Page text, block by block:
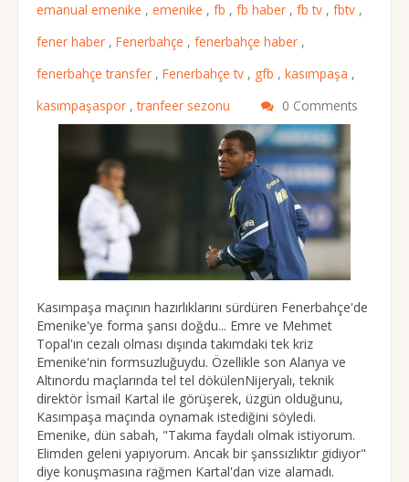
emanual emenike , emenike , fb , fb haber , fb tv , fbtv ,
fener haber , Fenerbahçe , fenerbahçe haber ,
fenerbahçe transfer , Fenerbahçe tv , gfb , kasımpaşa ,
kasımpaşaspor ,tranfeer sezonu 0 Comments
Kasımpaşa maçının hazırlıklarını sürdüren Fenerbahçe'de
Emenike'ye forma şansı doğdu... Emre ve Mehmet
Topal'ın cezalı olması dışında takımdaki tek kriz
Emenike'nin formsuzluğuydu. Özellikle son Alanya ve
Altınordu maçlarında tel tel dökülenNijeryalı, teknik
direktör İsmail Kartal ile görüşerek, üzgün olduğunu,
Kasımpaşa maçında oynamak istediğini söyledi.
Emenike, dün sabah, "Takıma faydalı olmak istiyorum.
Elimden geleni yapıyorum. Ancak bir şanssızlıktır gidiyor"
diye konuşmasına rağmen Kartal'dan vize alamadı.